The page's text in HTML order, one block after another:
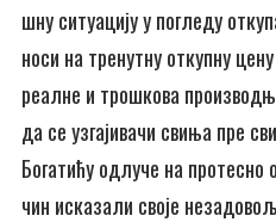
шну си­ту­а­ци­ју у по­гле­ду
но­си на тре­нут­ну от­куп­ну
ре­ал­не и тро­шко­ва
да се уз­га­ји­ва­чи сви­ња пре
Бо­га­ти­ћу од­лу­че на
чин ис­ка­за­ли сво­је